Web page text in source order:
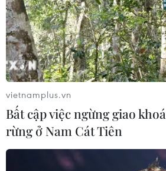
Thêm hơn 4.000 tay súng
tán khỏi thành phố Aleppo
22/12/2016 13:06
Hơn 4.000 tay súng đã rời khỏi
qua trong bối cảnh hoạt động sơ
quân nổi dậy chiếm đóng sắp đến
vietnamplus.vn
Bất cập việc ngừng giao
rừng ở Nam Cát Tiên